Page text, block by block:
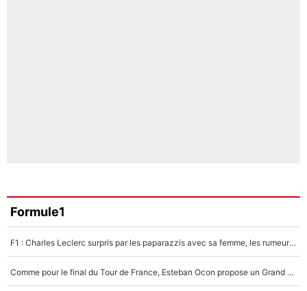
Formule1
F1 : Charles Leclerc surpris par les paparazzis avec sa femme, les rumeurs étaient vraies !
Comme pour le final du Tour de France, Esteban Ocon propose un Grand Prix de Formule 1 à Paris : «Autour de l’Arc de Triomphe, ce serait génial» !